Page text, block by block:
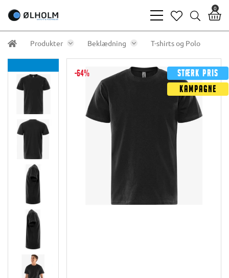
bars
light
heart
search
0
Produkter Beklædning T-shirts og Polo
-64%
Stærk pris
Kampagne